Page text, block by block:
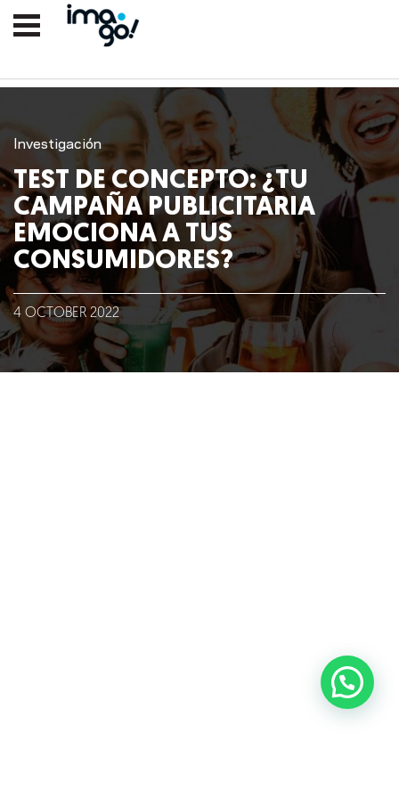
Nosotros
Clientes
Lo que hacemos
Investigación
TEST DE CONCEPTO: ¿TU
CAMPAÑA PUBLICITARIA
EMOCIONA A TUS
CONSUMIDORES?
4 OCTOBER 2022